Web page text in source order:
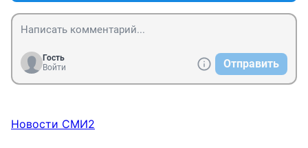
Гость
Войти
Отправить
Новости СМИ2